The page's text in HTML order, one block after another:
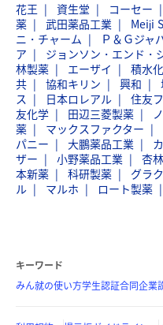
花王 資生堂 コーセー
薬
武田薬品工業 Meiji
ニ・チャーム
Ｐ＆Ｇジャ
ア
ジョンソン・エンド・
林製薬
エーザイ 積水
共
協和キリン 興和
ス
日本ロレアル 住友
友化学
田辺三菱製薬
薬
マックスファクター
パニー
大鵬薬品工業
ザー
小野薬品工業 杏
本新薬
科研製薬 グラ
ル
マルホ ロート製薬
キーワード
みん就の使い方学生認証合同企業